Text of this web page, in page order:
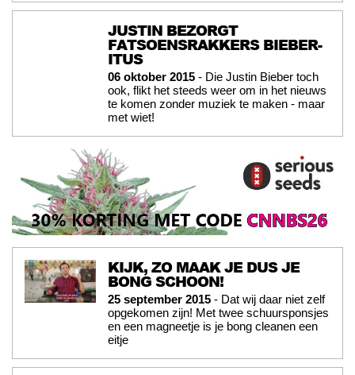
JUSTIN BEZORGT
FATSOENSRAKKERS BIEBER-
ITUS
06 oktober 2015 - Die Justin Bieber toch
ook, flikt het steeds weer om in het nieuws
te komen zonder muziek te maken - maar
met wiet!
KIJK, ZO MAAK JE DUS JE
BONG SCHOON!
25 september 2015 - Dat wij daar niet zelf
opgekomen zijn! Met twee schuursponsjes
en een magneetje is je bong cleanen een
eitje